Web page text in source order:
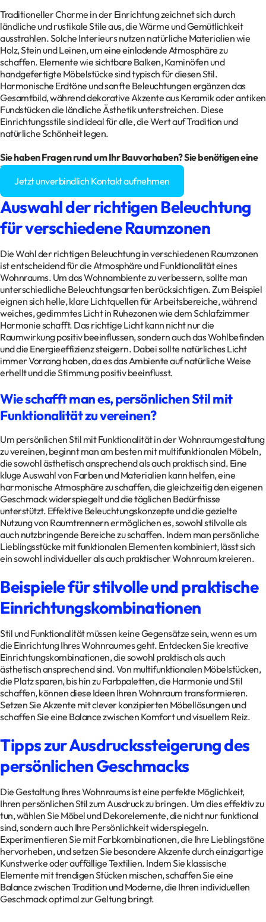
Traditioneller Charme in der Einrichtung zeichnet sich durch
ländliche und rustikale Stile aus, die Wärme und Gemütlichkeit
ausstrahlen. Solche Interieurs nutzen natürliche Materialien wie
Holz, Stein und Leinen, um eine einladende Atmosphäre zu
schaffen. Elemente wie sichtbare Balken, Kaminöfen und
handgefertigte Möbelstücke sind typisch für diesen Stil.
Harmonische Erdtöne und sanfte Beleuchtungen ergänzen das
Gesamtbild, während dekorative Akzente aus Keramik oder antiken
Fundstücken die ländliche Ästhetik unterstreichen. Diese
Einrichtungsstile sind ideal für alle, die Wert auf Tradition und
natürliche Schönheit legen.
Sie haben Fragen rund um Ihr Bauvorhaben? Sie benötigen eine
Baugenehmigung?
Jetzt unverbindlich Kontakt aufnehmen
Auswahl der richtigen Beleuchtung
für verschiedene Raumzonen
Die Wahl der richtigen Beleuchtung in verschiedenen Raumzonen
ist entscheidend für die Atmosphäre und Funktionalität eines
Wohnraums. Um das Wohnambiente zu verbessern, sollte man
unterschiedliche Beleuchtungsarten berücksichtigen. Zum Beispiel
eignen sich helle, klare Lichtquellen für Arbeitsbereiche, während
weiches, gedimmtes Licht in Ruhezonen wie dem Schlafzimmer
Harmonie schafft. Das richtige Licht kann nicht nur die
Raumwirkung positiv beeinflussen, sondern auch das Wohlbefinden
und die Energieeffizienz steigern. Dabei sollte natürliches Licht
immer Vorrang haben, da es das Ambiente auf natürliche Weise
erhellt und die Stimmung positiv beeinflusst.
Wie schafft man es, persönlichen Stil mit
Funktionalität zu vereinen?
Um persönlichen Stil mit Funktionalität in der Wohnraumgestaltung
zu vereinen, beginnt man am besten mit multifunktionalen Möbeln,
die sowohl ästhetisch ansprechend als auch praktisch sind. Eine
kluge Auswahl von Farben und Materialien kann helfen, eine
harmonische Atmosphäre zu schaffen, die gleichzeitig den eigenen
Geschmack widerspiegelt und die täglichen Bedürfnisse
unterstützt. Effektive Beleuchtungskonzepte und die gezielte
Nutzung von Raumtrennern ermöglichen es, sowohl stilvolle als
auch nutzbringende Bereiche zu schaffen. Indem man persönliche
Lieblingsstücke mit funktionalen Elementen kombiniert, lässt sich
ein sowohl individueller als auch praktischer Wohnraum kreieren.
Beispiele für stilvolle und praktische
Einrichtungskombinationen
Stil und Funktionalität müssen keine Gegensätze sein, wenn es um
die Einrichtung Ihres Wohnraumes geht. Entdecken Sie kreative
Einrichtungskombinationen, die sowohl praktisch als auch
ästhetisch ansprechend sind. Von multifunktionalen Möbelstücken,
die Platz sparen, bis hin zu Farbpaletten, die Harmonie und Stil
schaffen, können diese Ideen Ihren Wohnraum transformieren.
Setzen Sie Akzente mit clever konzipierten Möbellösungen und
schaffen Sie eine Balance zwischen Komfort und visuellem Reiz.
Tipps zur Ausdruckssteigerung des
persönlichen Geschmacks
Die Gestaltung Ihres Wohnraums ist eine perfekte Möglichkeit,
Ihren persönlichen Stil zum Ausdruck zu bringen. Um dies effektiv zu
tun, wählen Sie Möbel und Dekorelemente, die nicht nur funktional
sind, sondern auch Ihre Persönlichkeit widerspiegeln.
Experimentieren Sie mit Farbkombinationen, die Ihre Lieblingstöne
hervorheben, und setzen Sie besondere Akzente durch einzigartige
Kunstwerke oder auffällige Textilien. Indem Sie klassische
Elemente mit trendigen Stücken mischen, schaffen Sie eine
Balance zwischen Tradition und Moderne, die Ihren individuellen
Geschmack optimal zur Geltung bringt.